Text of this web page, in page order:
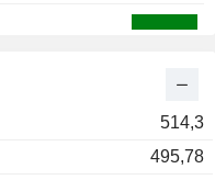
514,3
495,78